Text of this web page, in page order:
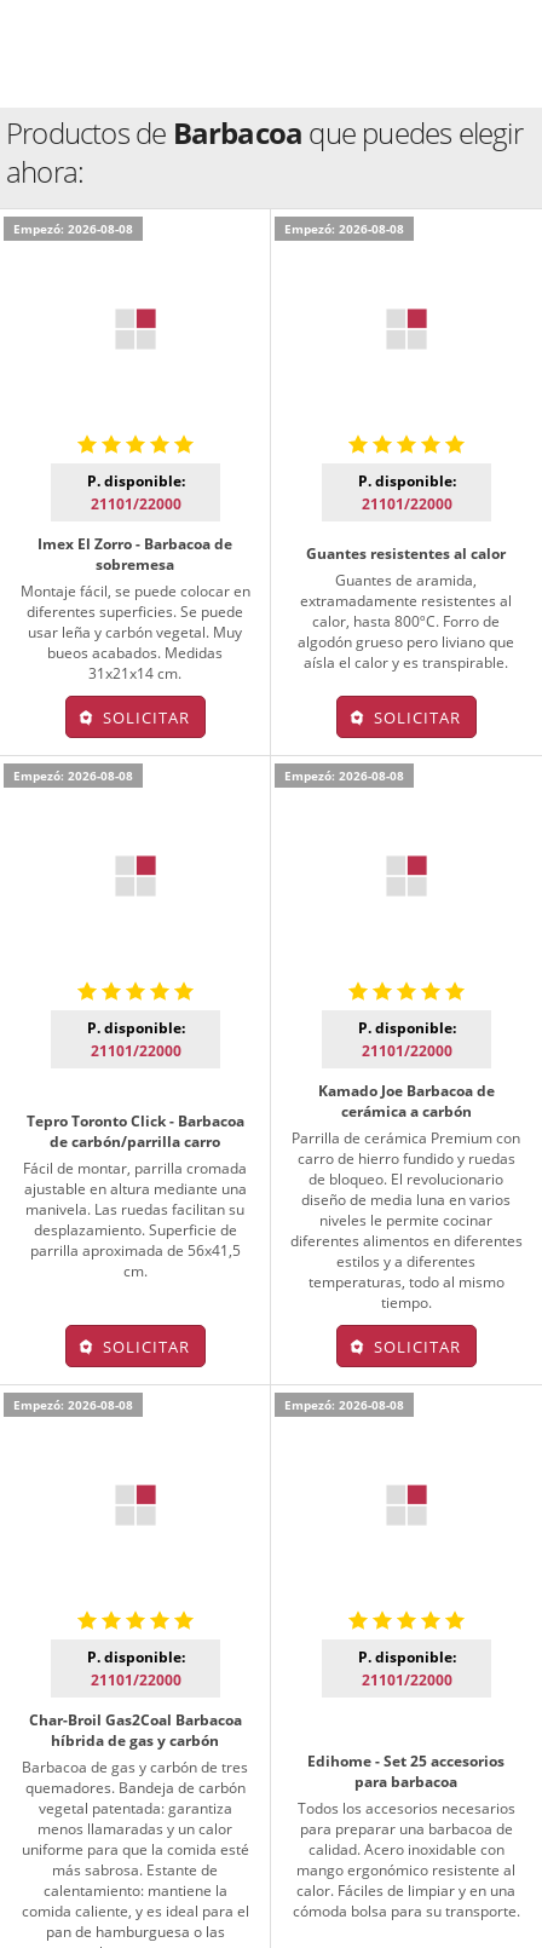
Productos de Barbacoa que puedes elegir
ahora:
Empezó: 2026-08-08
P. disponible:
21101/22000
Imex El Zorro - Barbacoa de
sobremesa
Montaje fácil, se puede colocar en
diferentes superficies. Se puede
usar leña y carbón vegetal. Muy
bueos acabados. Medidas
31x21x14 cm.
SOLICITAR
Empezó: 2026-08-08
P. disponible:
21101/22000
Guantes resistentes al calor
Guantes de aramida,
extramadamente resistentes al
calor, hasta 800ºC. Forro de
algodón grueso pero liviano que
aísla el calor y es transpirable.
SOLICITAR
Empezó: 2026-08-08
P. disponible:
21101/22000
Tepro Toronto Click - Barbacoa
de carbón/parrilla carro
Fácil de montar, parrilla cromada
ajustable en altura mediante una
manivela. Las ruedas facilitan su
desplazamiento. Superficie de
parrilla aproximada de 56x41,5
cm.
SOLICITAR
Empezó: 2026-08-08
P. disponible:
21101/22000
Kamado Joe Barbacoa de
cerámica a carbón
Parrilla de cerámica Premium con
carro de hierro fundido y ruedas
de bloqueo. El revolucionario
diseño de media luna en varios
niveles le permite cocinar
diferentes alimentos en diferentes
estilos y a diferentes
temperaturas, todo al mismo
tiempo.
SOLICITAR
Empezó: 2026-08-08
P. disponible:
21101/22000
Char-Broil Gas2Coal Barbacoa
híbrida de gas y carbón
Barbacoa de gas y carbón de tres
quemadores. Bandeja de carbón
vegetal patentada: garantiza
menos llamaradas y un calor
uniforme para que la comida esté
más sabrosa. Estante de
calentamiento: mantiene la
comida caliente, y es ideal para el
pan de hamburguesa o las
Empezó: 2026-08-08
P. disponible:
21101/22000
Edihome - Set 25 accesorios
para barbacoa
Todos los accesorios necesarios
para preparar una barbacoa de
calidad. Acero inoxidable con
mango ergonómico resistente al
calor. Fáciles de limpiar y en una
cómoda bolsa para su transporte.